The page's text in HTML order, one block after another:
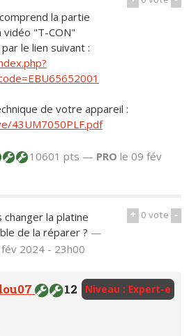
la partie
vidéo "T-CON"
le lien suivant :
de votre appareil :
43UM7050PLF.pdf
10601 pts — PRO le 09 fév
+ 0vote -
la platine
de la réparer ? —
2024 - 23h00
Niveau : Expert-e
12